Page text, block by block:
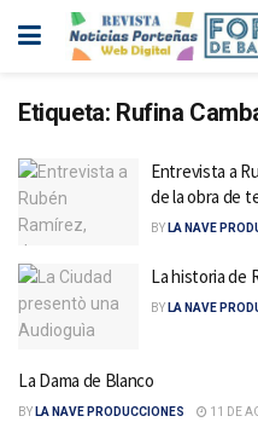
Etiqueta: Rufina
Entrevista a
de la obra de
BY LA NAVE
La historia de
BY LA NAVE
La Dama de Blanco
BY LA NAVE PRODUCCIONES 11 DE